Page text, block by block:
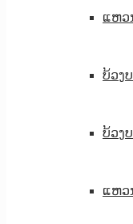
ແຫວ
ບ້ວງ
ບ້ວງ
ແຫວ